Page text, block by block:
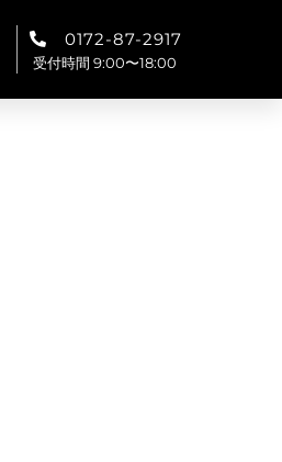
0172-87-2917
受付時間 9:00〜18:00